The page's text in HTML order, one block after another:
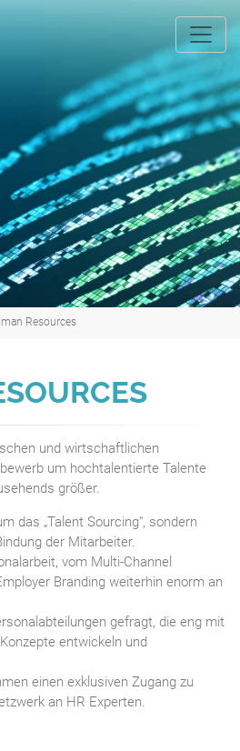
Resources
und wirtschaftlichen
um hochtalentierte Talente
größer.
das „Talent Sourcing“, sondern
der Mitarbeiter.
vom Multi-Channel
Branding weiterhin enorm an
gefragt, die eng mit
entwickeln und
einen exklusiven Zugang zu
an HR Experten.